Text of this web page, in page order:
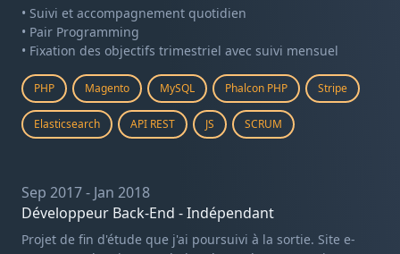
• Suivi et accompagnement quotidien
• Pair Programming
• Fixation des objectifs trimestriel avec suivi mensuel
PHP Magento MySQL Phalcon PHP Stripe
Elasticsearch API REST JS SCRUM
Sep 2017 - Jan 2018
Développeur Back-End - Indépendant
Projet de fin d'étude que j'ai poursuivi à la sortie. Site e-